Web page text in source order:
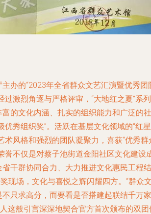
办的“2023年全省群众文艺汇演暨优秀团
过激烈角逐与严格评审，“大地红之夏”系列
的文化内涵、扎实的组织能力和广泛的社
优秀组织奖”。活跃在基层文化领域的“红星
术风格和强烈的团队凝聚力，喜获“优秀群
誉不仅是对蔡子池街道金阳社区文化建设
干群协同合力、大力推进文化惠民工程结
现场，文化与喜悦之辉闪耀四方。“群众
只求高分，而要看是否搭建起联结千万家
人这般引言深深地契合官方首次颁布的双团